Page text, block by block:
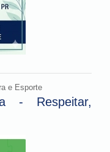
e Esporte
- Respeitar,